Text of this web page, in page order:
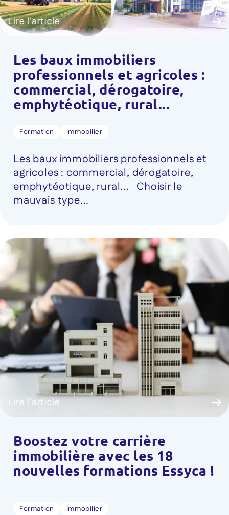
Lire l'article
Les baux immobiliers
professionnels et agricoles :
commercial, dérogatoire,
emphytéotique, rural...
Formation Immobilier
Les baux immobiliers professionnels et
agricoles : commercial, dérogatoire,
emphytéotique, rural... Choisir le
mauvais type...
Lire l'article
Boostez votre carrière
immobilière avec les 18
nouvelles formations Essyca !
Formation Immobilier